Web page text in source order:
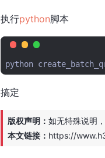
执行python脚本
python
搞定
版权声明： 如无特殊说明
本文链接： https://